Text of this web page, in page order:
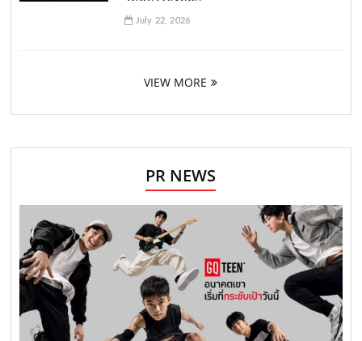
July 22, 2026
VIEW MORE
PR NEWS